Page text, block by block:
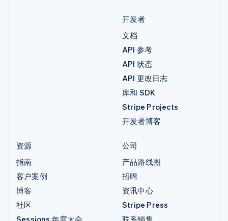
开发者
文档
API 参考
API 状态
API 更改日志
库和 SDK
Stripe Projects
开发者博客
资源
指南
客户案例
博客
社区
Sessions 年度大会
公司
产品路线图
招聘
资讯中心
Stripe Press
联系销售